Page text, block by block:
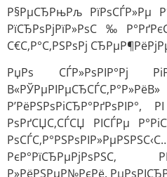
Р§РµСЂРњРљ РїРѕСЃР»Рµ
С€С‚Р°С‚РЅРѕРј
РџРѕ СЃР»РѕРІР°Рј
Р’РёРЅРѕРіСЂР°РґРѕРІР°,
РѕРґСЏС‚СЃСЏ РІСЃРµ
Р»РёРЅРµР№РєРё.